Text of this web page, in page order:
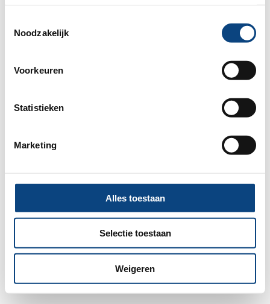
Noodzakelijk
Voorkeuren
Statistieken
Marketing
Alles toestaan
Selectie toestaan
Weigeren
loadingwww.changan.nl
for more